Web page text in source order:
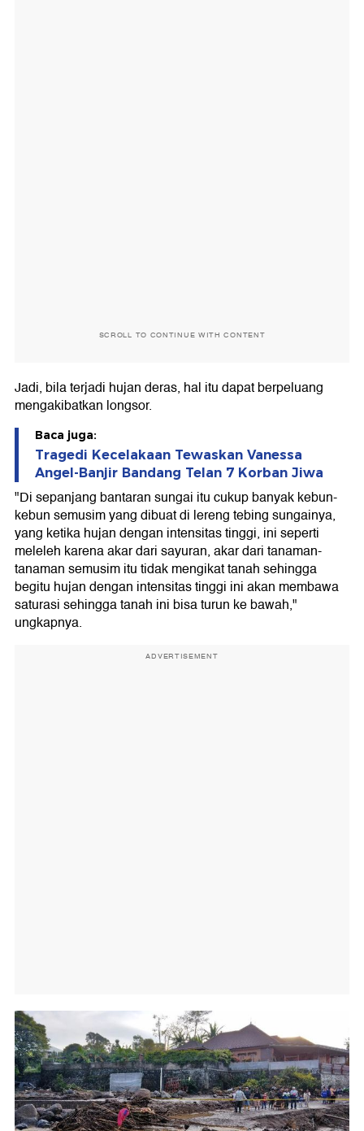
SCROLL TO CONTINUE WITH CONTENT
Jadi, bila terjadi hujan deras, hal itu dapat berpeluang
mengakibatkan longsor.
Baca juga:
Tragedi Kecelakaan Tewaskan Vanessa
Angel-Banjir Bandang Telan 7 Korban Jiwa
"Di sepanjang bantaran sungai itu cukup banyak kebun-
kebun semusim yang dibuat di lereng tebing sungainya,
yang ketika hujan dengan intensitas tinggi, ini seperti
meleleh karena akar dari sayuran, akar dari tanaman-
tanaman semusim itu tidak mengikat tanah sehingga
begitu hujan dengan intensitas tinggi ini akan membawa
saturasi sehingga tanah ini bisa turun ke bawah,"
ungkapnya.
ADVERTISEMENT